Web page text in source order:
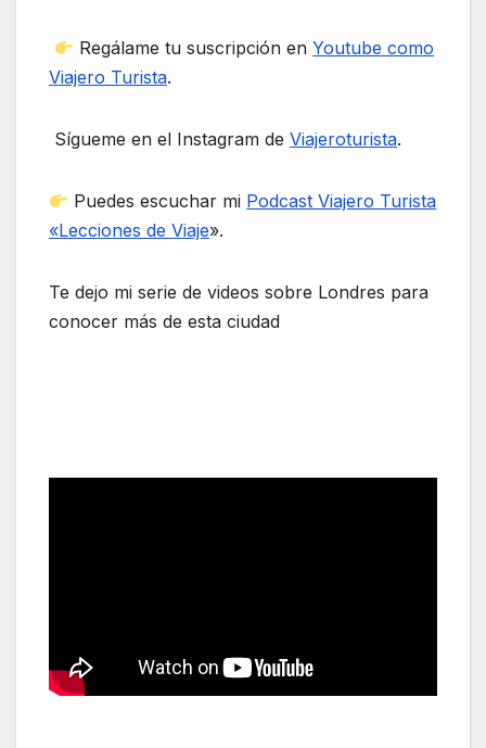
Regálame tu suscripción enYoutube como
Viajero Turista.
Sígueme en el Instagram de Viajeroturista.
Puedes escuchar mi Podcast Viajero Turista
«Lecciones de Viaje».
Te dejo mi serie de videos sobre Londres para
conocer más de esta ciudad